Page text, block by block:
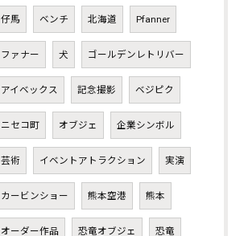
仔馬 ベンチ 北海道 Pfanner
ファナー 犬 ゴールデンレトリバー
アイベックス 記念撮影 ベジピク
ニセコ町 オブジェ 企業シンボル
芸術 イベントアトラクション 実演
カービンショー 熊本空港 熊本
オーダー作品 恐竜オブジェ 恐竜